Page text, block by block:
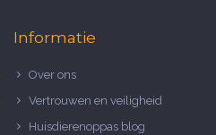
Informatie
Over ons
Vertrouwen en veiligheid
Huisdierenoppas blog